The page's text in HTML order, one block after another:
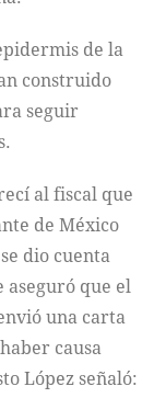
de la
construido
seguir
al fiscal que
de México
dio cuenta
aseguró que el
una carta
causa
López señaló: